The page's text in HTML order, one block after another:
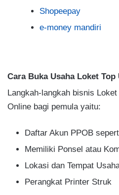
Shopeepay
e-money mandiri
Cara Buka Usaha Loket Top
Langkah-langkah bisnis
Online bagi pemula yaitu:
Daftar Akun PPOB
Memiliki Ponsel atau
Lokasi dan Tempat
Perangkat Printer Struk